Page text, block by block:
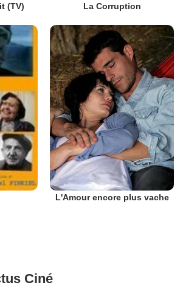
(TV) La Corruption
L'Amour encore plus vache
Ciné